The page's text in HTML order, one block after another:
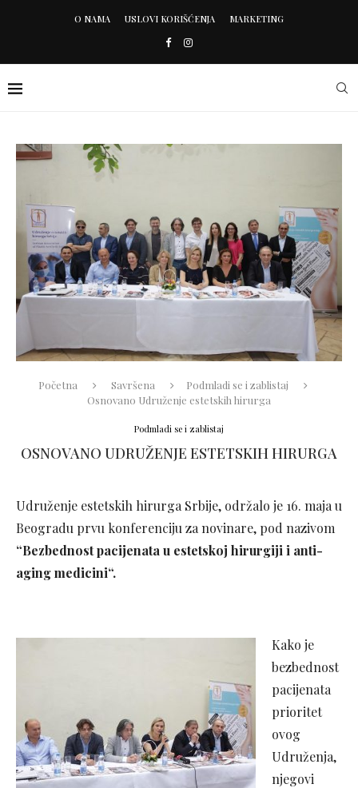
O NAMA USLOVI KORIŠĆENJA MARKETING
Početna Savršena
Podmladi se i zablistaj
Osnovano Udruženje estetskih hirurga
Podmladi se i zablistaj
OSNOVANO UDRUŽENJE ESTETSKIH HIRURGA
Udruženje estetskih hirurga Srbije, održalo je 16. maja u
Beogradu prvu konferenciju za novinare, pod nazivom
“Bezbednost pacijenata u estetskoj hirurgiji i anti-
aging medicini“.
Kako je
bezbednost
pacijenata
prioritet
ovog
Udruženja,
njegovi